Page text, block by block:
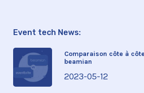
Event tech News:
Comparaison côte à
beamian
2023-05-12